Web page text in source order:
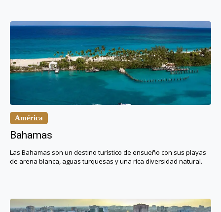
América
Bahamas
Las Bahamas son un destino turístico de ensueño con sus playas
de arena blanca, aguas turquesas y una rica diversidad natural.